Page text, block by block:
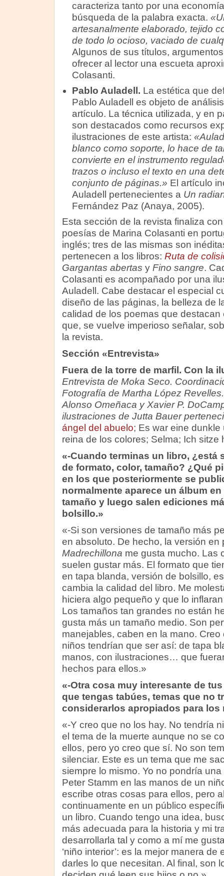
caracteriza tanto por una
búsqueda de la palabra exacta.
artesanalmente elaborado, tejido
de todo lo ocioso, vaciado de
Algunos de sus títulos,
ofrecer al lector una escueta
Colasanti.
Pablo Auladell. La estética que
Pablo Auladell es objeto de
artículo. La técnica utilizada, y en
son destacados como recursos
ilustraciones de este artista:
blanco como soporte, lo hace de
convierte en el instrumento
trazos o incluso el texto en una
conjunto de páginas.» El artículo
Auladell pertenecientes a Un
Fernández Paz (Anaya, 2005).
Esta sección de la revista finaliza
poesías de Marina Colasanti en
inglés; tres de las mismas son
pertenecen a los libros: Ruta de
Gargantas abertas y Fino sangre.
Colasanti es acompañado por una
Auladell. Cabe destacar el especial
diseño de las páginas, la belleza de
calidad de los poemas que
que, se vuelve imperioso señalar,
la revista.
Sección «Entrevista»
Fuera de la torre de marfil. Con la
Entrevista de Moka Seco.
Fotografía de Martha López
Alonso Omeñaca y Xavier P.
ilustraciones de Jutta Bauer
ángel del abuelo; Es war eine
reina de los colores; Selma; Ich sitze
«-Cuando terminas un libro, ¿está
de formato, color, tamaño? ¿Qué
en los que posteriormente se
normalmente aparece un álbum
tamaño y luego salen ediciones
bolsillo.»
«-Si son versiones de tamaño más
en absoluto. De hecho, la versión en
Madrechillona me gusta mucho. Las
suelen gustar más. El formato que
en tapa blanda, versión de bolsillo,
cambia la calidad del libro. Me
hiciera algo pequeño y que lo
Los tamaños tan grandes no están
gusta más un tamaño medio. Son
manejables, caben en la mano.
niños tendrían que ser así: de tapa
manos, con ilustraciones… que
hechos para ellos.»
«-Otra cosa muy interesante de
que tengas tabúes, temas que no
considerarlos apropiados para los
«-Y creo que no los hay. No tendría
el tema de la muerte aunque no se
ellos, pero yo creo que sí. No son
silenciar. Este es un tema que me
siempre lo mismo. Yo no pondría
Peter Stamm en las manos de un
escribe otras cosas para ellos, pero
continuamente en un público
un libro. Cuando tengo una idea,
más adecuada para la historia y mi
desarrollarla tal y como a mí me
‘niño interior’: es la mejor manera
darles lo que necesitan. Al final, son